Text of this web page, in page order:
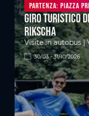
Partenza: Piazza
Giro turistico
Rikscha
Visite in autobus |
30/03 - 31/10/2026